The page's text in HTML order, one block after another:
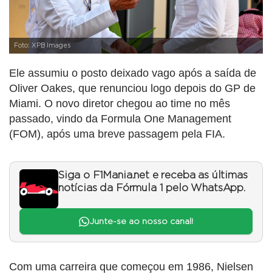
Foto: XPB Images
Ele assumiu o posto deixado vago após a saída de
Oliver Oakes, que renunciou logo depois do GP de
Miami. O novo diretor chegou ao time no mês
passado, vindo da Formula One Management
(FOM), após uma breve passagem pela FIA.
Siga o F1Mania.net e receba as últimas
notícias da Fórmula 1 pelo WhatsApp.
Junte-se ao nosso canal!
Com uma carreira que começou em 1986, Nielsen